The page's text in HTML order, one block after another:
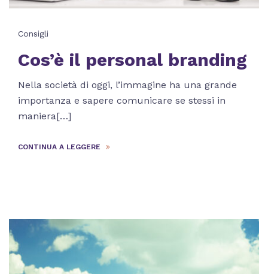
Consigli
Cos’è il personal branding
Nella società di oggi, l’immagine ha una grande
importanza e sapere comunicare se stessi in
maniera[…]
CONTINUA A LEGGERE